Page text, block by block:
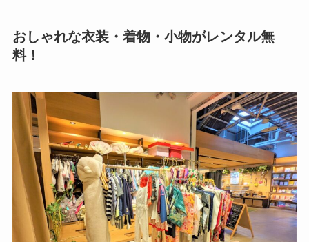
おしゃれな衣装・着物・小物がレンタル無
料！